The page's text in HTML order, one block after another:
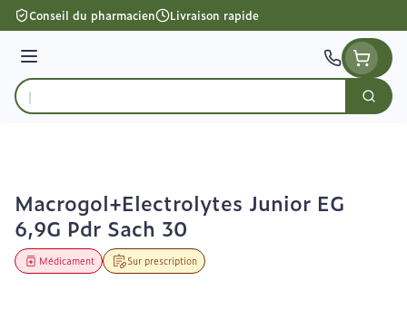
Aller au contenu
Conseil du pharmacien Livraison rapide
Menu
Rechercher
Macrogol+Electrolytes Junior EG
6,9G Pdr Sach 30
Sur prescription
Médicament